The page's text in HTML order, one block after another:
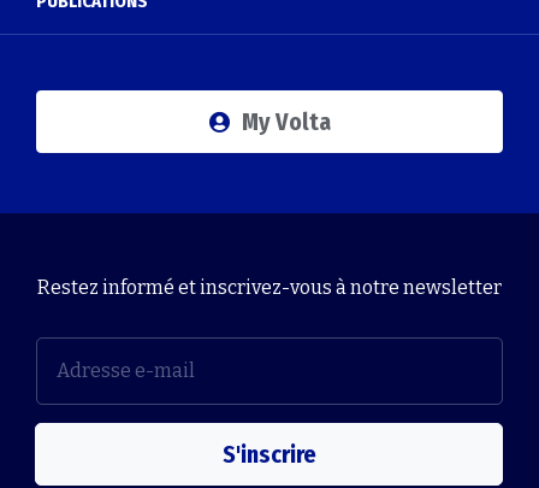
My Volta
Restez informé et inscrivez-vous à notre newsletter
S'inscrire